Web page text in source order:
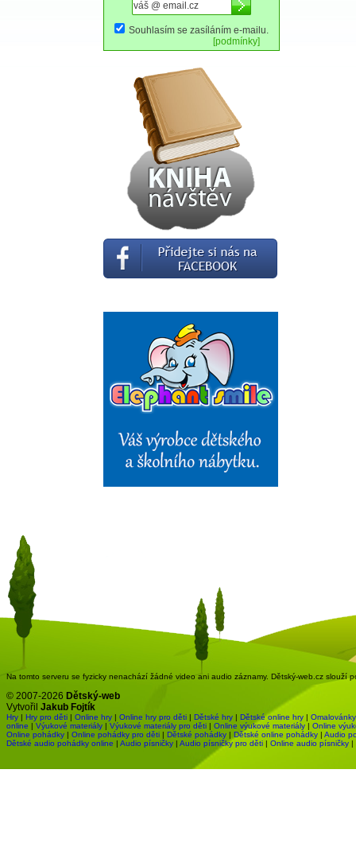
Souhlasím se zasíláním e-mailu.
[podmínky]
Na tomto serveru se fyzicky nenachází žádné video ani audio záznamy. Dětský-web.cz slouží
© 2007-2026 Dětský-web
Vytvořil Jakub Fojtík
Hry | Hry pro děti | Online hry | Online hry pro děti | Dětské hry | Dětské online hry | Omalovánky
online | Výukové materiály | Výukové materiály pro děti | Online výukové materiály | Online
Online pohádky | Online pohádky pro děti | Dětské pohádky | Dětské online pohádky | Audio
Dětské audio pohádky online | Audio písničky | Audio písničky pro děti | Online audio písničky |